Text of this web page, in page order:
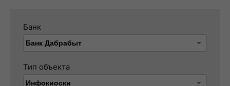
Банк
Тип объекта